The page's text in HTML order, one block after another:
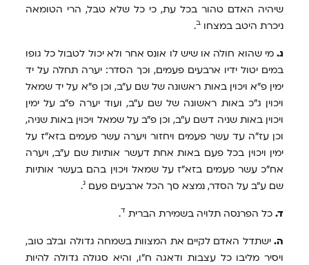
שיהיה האדם טהור בכל עת, כי כל שלא טבל, הרי הטומאה
ניכרת היטב במצחו ב.
ג.מי שהוא חולה או שיש לו אונס אחר ולא יכול לטבול כל גופו
במים יטול ידיו ארבעים פעמים, וכך הסדר: יערה תחלה על יד
ימין פ"א ויכוין באות ראשונה של שם ע"ב, וכן פ"א על יד שמאל
ויכוין ג"כ באות ראשונה של שם ע"ב, ועוד יערה פ"ב על ימין
ויכוין באות שניה דשם ע"ב, וכן פ"ב על שמאל ויכוין באות שניה,
וכן עז"ה עד עשר פעמים ויחזור ויערה עשר פעמים בזא"ז על
ימין ויכוין בכל פעם באות אחת דעשר אותיות שם ע"ב, ויערה
אח"כ עשר פעמים בזא"ז על שמאל ויכוין בהם בעשר אותיות
שם ע"ב על הסדר, נמצא סך הכל ארבעים פעם ג.
ד. כל הפרנסה תלויה בשמירת הברית ד.
ה.ישתדל האדם לקיים את המצוות בשמחה גדולה ובלב טוב,
ויסיר מליבו כל עצבות ודאגה ח"ו, והיא סגולה גדולה להיות